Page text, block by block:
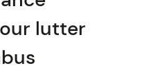
lutter